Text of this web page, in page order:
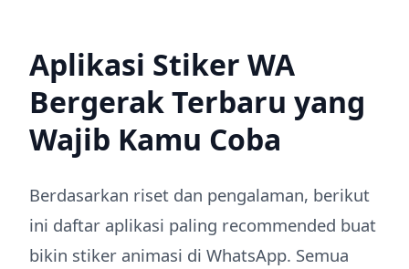
Aplikasi Stiker WA
Bergerak Terbaru yang
Wajib Kamu Coba
Berdasarkan riset dan pengalaman, berikut
ini daftar aplikasi paling recommended buat
bikin stiker animasi di WhatsApp. Semua